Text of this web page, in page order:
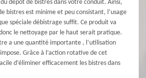
dépôt de bistres dans votre conduit. Ainsi,
bistres est minime et peu consistant, l’usage
spéciale débistrage suffit. Ce produit va
le nettoyage par le haut serait pratique.
a une quantité importante , l’utilisation
Grâce à l’action rotative de cet
d’éliminer efficacement les bistres dans